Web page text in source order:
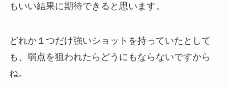
もいい結果に期待できると思います。
どれか１つだけ強いショットを持っていたとして
も、弱点を狙われたらどうにもならないですから
ね。